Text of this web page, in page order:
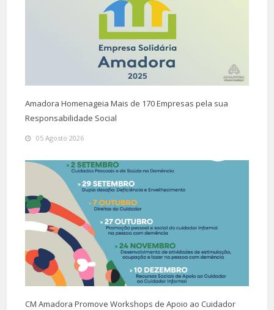
Amadora Homenageia Mais de 170 Empresas pela sua
Responsabilidade Social
05 Agosto 2026
CM Amadora Promove Workshops de Apoio ao Cuidador